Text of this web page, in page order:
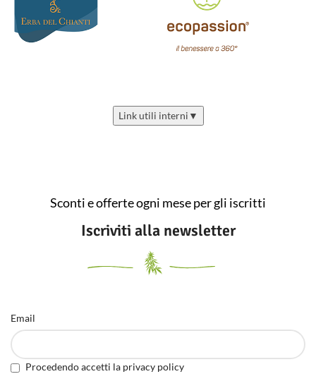
Link utili interni ▼
Sconti e offerte ogni mese per gli iscritti
Iscriviti alla newsletter
Email
Procedendo accetti la privacy policy